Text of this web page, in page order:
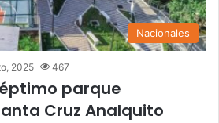
Nacionales
2025 467
parque
Cruz Analquito